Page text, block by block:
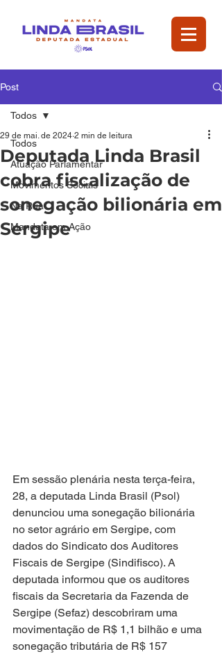
Post
Todos
Atuação Parlamentar
Movimentos Sociais
Na Rua
Mandata em Ação
Todos
Deputada Linda Brasil
cobra fiscalização de
sonegação bilionária em
Sergipe
29 de mai. de 2024 2 min de leitura
Em sessão plenária nesta terça-feira,
28, a deputada Linda Brasil (Psol)
denunciou uma sonegação bilionária
no setor agrário em Sergipe, com
dados do Sindicato dos Auditores
Fiscais de Sergipe (Sindifisco). A
deputada informou que os auditores
fiscais da Secretaria da Fazenda de
Sergipe (Sefaz) descobriram uma
movimentação de R$ 1,1 bilhão e uma
sonegação tributária de R$ 157